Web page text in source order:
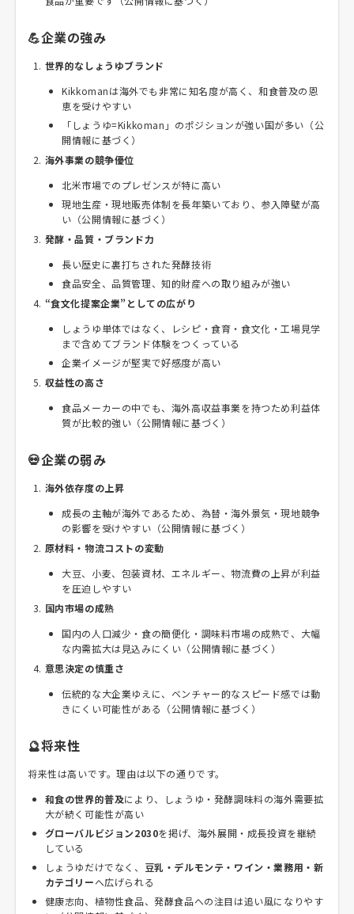
💪企業の強み
世界的なしょうゆブランド
Kikkomanは海外でも非常に知名度が高く、和食普及の恩
恵を受けやすい
「しょうゆ=Kikkoman」のポジションが強い国が多い（公
開情報に基づく）
海外事業の競争優位
北米市場でのプレゼンスが特に高い
現地生産・現地販売体制を長年築いており、参入障壁が高
い（公開情報に基づく）
発酵・品質・ブランド力
長い歴史に裏打ちされた発酵技術
食品安全、品質管理、知的財産への取り組みが強い
“食文化提案企業”としての広がり
しょうゆ単体ではなく、レシピ・食育・食文化・工場見学
まで含めてブランド体験をつくっている
企業イメージが堅実で好感度が高い
収益性の高さ
食品メーカーの中でも、海外高収益事業を持つため利益体
質が比較的強い（公開情報に基づく）
💀企業の弱み
海外依存度の上昇
成長の主軸が海外であるため、為替・海外景気・現地競争
の影響を受けやすい（公開情報に基づく）
原材料・物流コストの変動
大豆、小麦、包装資材、エネルギー、物流費の上昇が利益
を圧迫しやすい
国内市場の成熟
国内の人口減少・食の簡便化・調味料市場の成熟で、大幅
な内需拡大は見込みにくい（公開情報に基づく）
意思決定の慎重さ
伝統的な大企業ゆえに、ベンチャー的なスピード感では動
きにくい可能性がある（公開情報に基づく）
🔮将来性
将来性は高いです。理由は以下の通りです。
和食の世界的普及により、しょうゆ・発酵調味料の海外需要拡
大が続く可能性が高い
グローバルビジョン2030を掲げ、海外展開・成長投資を継続
している
しょうゆだけでなく、 豆乳・デルモンテ・ワイン・業務用・新
カテゴリーへ広げられる
健康志向、植物性食品、発酵食品への注目は追い風になりやす